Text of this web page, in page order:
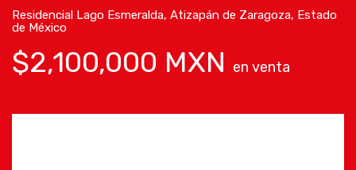
Residencial Lago Esmeralda, Atizapán de Zaragoza, Estado
de México
$2,100,000 MXN en venta